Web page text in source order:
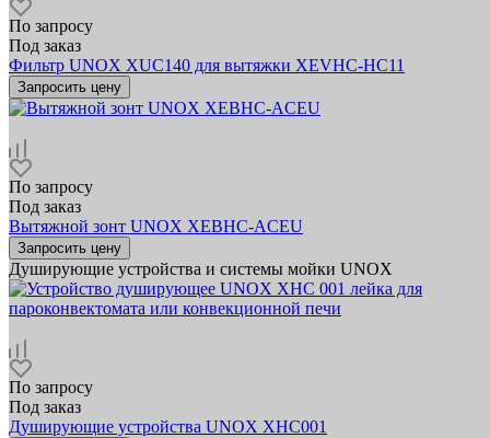
По запросу
Под заказ
Фильтр UNOX XUC140 для вытяжки XEVHC-HC11
Запросить цену
По запросу
Под заказ
Вытяжной зонт UNOX XEBHC-ACEU
Запросить цену
Душирующие устройства и системы мойки UNOX
По запросу
Под заказ
Душирующие устройства UNOX XHC001